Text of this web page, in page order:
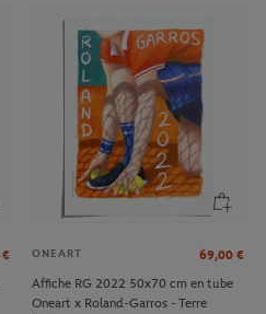
€
ONEART 69,00 €
Affiche RG 2022 50x70 cm en tube
Oneart x Roland-Garros - Terre